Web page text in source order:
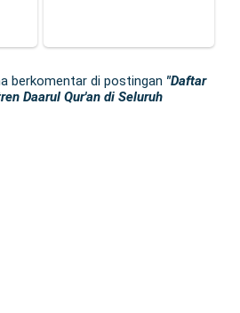
berkomentar di postingan "Daftar
Daarul Qur'an di Seluruh